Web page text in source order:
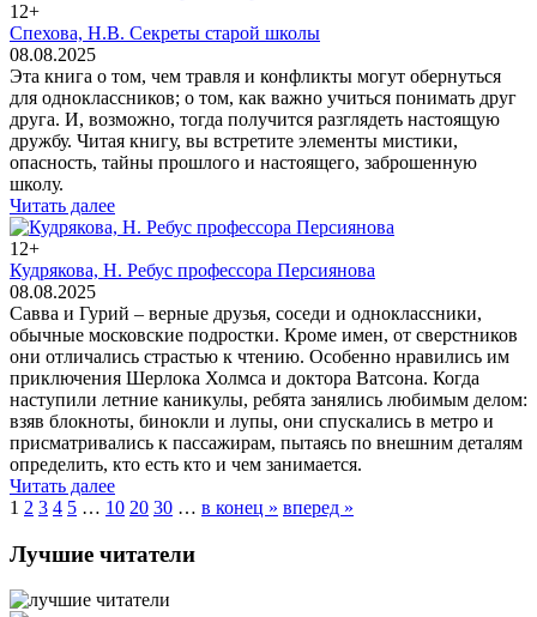
12+
Спехова, Н.В. Секреты старой школы
08.08.2025
Эта книга о том, чем травля и конфликты могут обернуться
для одноклассников; о том, как важно учиться понимать друг
друга. И, возможно, тогда получится разглядеть настоящую
дружбу. Читая книгу, вы встретите элементы мистики,
опасность, тайны прошлого и настоящего, заброшенную
школу.
Читать далее
12+
Кудрякова, Н. Ребус профессора Персиянова
08.08.2025
Савва и Гурий – верные друзья, соседи и одноклассники,
обычные московские подростки. Кроме имен, от сверстников
они отличались страстью к чтению. Особенно нравились им
приключения Шерлока Холмса и доктора Ватсона. Когда
наступили летние каникулы, ребята занялись любимым делом:
взяв блокноты, бинокли и лупы, они спускались в метро и
присматривались к пассажирам, пытаясь по внешним деталям
определить, кто есть кто и чем занимается.
Читать далее
1 2 3 4 5 … 10 20 30 … в конец » вперед »
Лучшие читатели